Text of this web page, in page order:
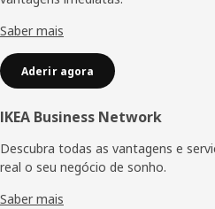
Saber mais
Aderir agora
IKEA Business Network
Descubra todas as vantagens e
real o seu negócio de sonho.
Saber mais